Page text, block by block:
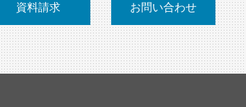
資料請求 お問い合わせ